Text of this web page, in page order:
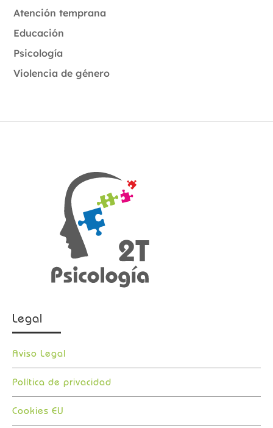
Atención temprana
Educación
Psicología
Violencia de género
Legal
Aviso Legal
Política de privacidad
Cookies EU